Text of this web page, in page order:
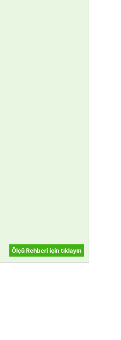
Ölçü Rehberi için tıklayın